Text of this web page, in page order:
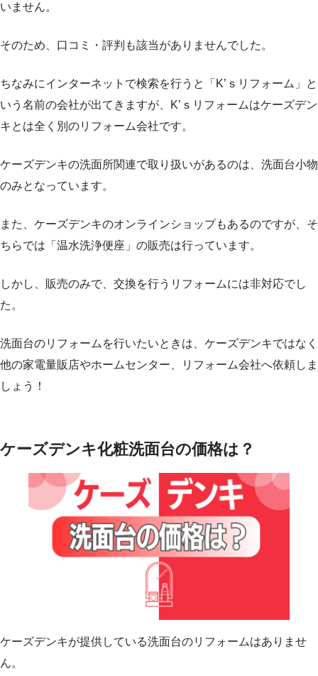
いません。
そのため、口コミ・評判も該当がありませんでした。
ちなみにインターネットで検索を行うと「K’ｓリフォーム」と
いう名前の会社が出てきますが、K’ｓリフォームはケーズデン
キとは全く別のリフォーム会社です。
ケーズデンキの洗面所関連で取り扱いがあるのは、洗面台小物
のみとなっています。
また、ケーズデンキのオンラインショップもあるのですが、そ
ちらでは「温水洗浄便座」の販売は行っています。
しかし、販売のみで、交換を行うリフォームには非対応でし
た。
洗面台のリフォームを行いたいときは、ケーズデンキではなく
他の家電量販店やホームセンター、リフォーム会社へ依頼しま
しょう！
ケーズデンキ化粧洗面台の価格は？
ケーズデンキが提供している洗面台のリフォームはありませ
ん。